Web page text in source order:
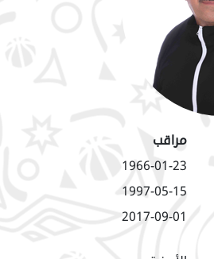
مراقب
1966-01-23
1997-05-15
2017-09-01